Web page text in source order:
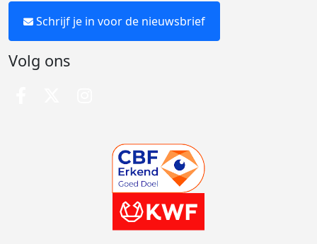
Schrijf je in voor de nieuwsbrief
Volg ons